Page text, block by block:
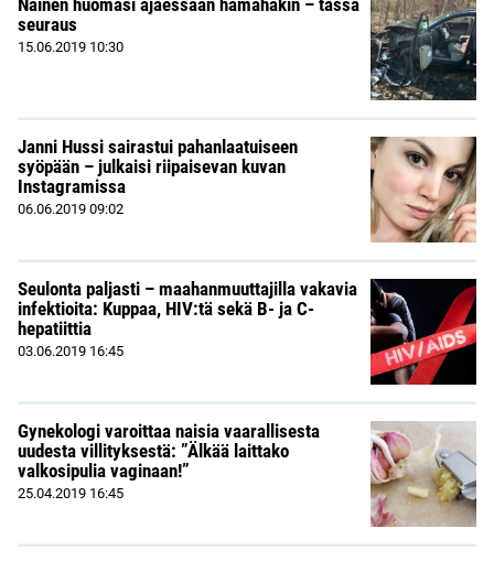
Nainen huomasi ajaessaan hämähäkin – tässä
seuraus
15.06.2019 10:30
Janni Hussi sairastui pahanlaatuiseen
syöpään – julkaisi riipaisevan kuvan
Instagramissa
06.06.2019 09:02
Seulonta paljasti – maahanmuuttajilla vakavia
infektioita: Kuppaa, HIV:tä sekä B- ja C-
hepatiittia
03.06.2019 16:45
Gynekologi varoittaa naisia vaarallisesta
uudesta villityksestä: ”Älkää laittako
valkosipulia vaginaan!”
25.04.2019 16:45